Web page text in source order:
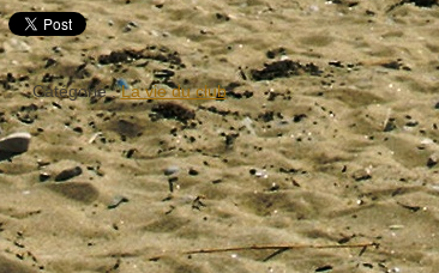
Catégorie :La vie du club